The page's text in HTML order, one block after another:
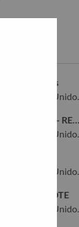
Experiences
Sr. AI Enterprise Solutions Engineer - REMOTE
Tools
- REMOTE